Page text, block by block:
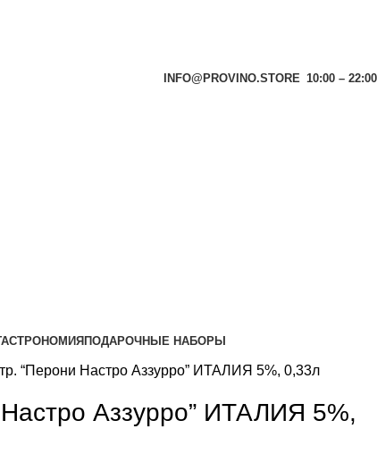
INFO@PROVINO.STORE 10:00 – 22:00
ПОДАРОЧНЫЕ НАБОРЫ
“Перони Настро Аззурро” ИТАЛИЯ 5%, 0,33л
Аззурро” ИТАЛИЯ 5%,